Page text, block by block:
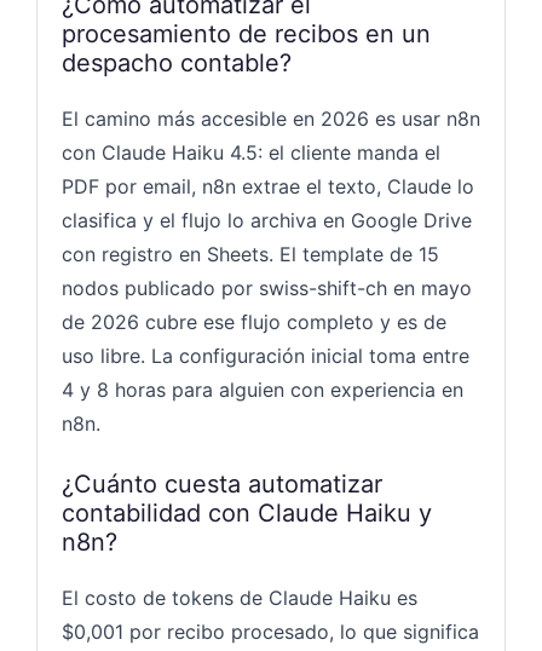
procesamiento de recibos en un
despacho contable?
El camino más accesible en 2026 es usar n8n
con Claude Haiku 4.5: el cliente manda el
PDF por email, n8n extrae el texto, Claude lo
clasifica y el flujo lo archiva en Google Drive
con registro en Sheets. El template de 15
nodos publicado por swiss-shift-ch en mayo
de 2026 cubre ese flujo completo y es de
uso libre. La configuración inicial toma entre
4 y 8 horas para alguien con experiencia en
n8n.
¿Cuánto cuesta automatizar
contabilidad con Claude Haiku y
n8n?
El costo de tokens de Claude Haiku es
$0,001 por recibo procesado, lo que significa